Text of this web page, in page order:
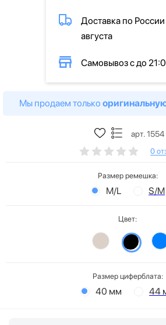
Доставка по России
августа
Самовывоз с до
Мы продаем только
арт. 1554
0
Размер ремешка:
M/L S/M
Цвет:
Размер циферблата:
40 мм 44